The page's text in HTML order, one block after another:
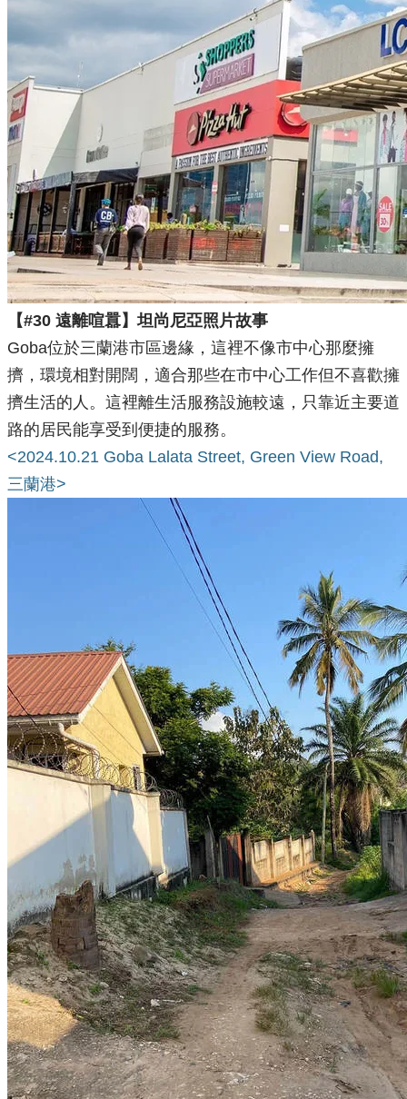
【#30 遠離喧囂】坦尚尼亞照片故事
Goba位於三蘭港市區邊緣，這裡不像市中心那麼擁
擠，環境相對開闊，適合那些在市中心工作但不喜歡擁
擠生活的人。這裡離生活服務設施較遠，只靠近主要道
路的居民能享受到便捷的服務。
<2024.10.21 Goba Lalata Street, Green View Road,
三蘭港>